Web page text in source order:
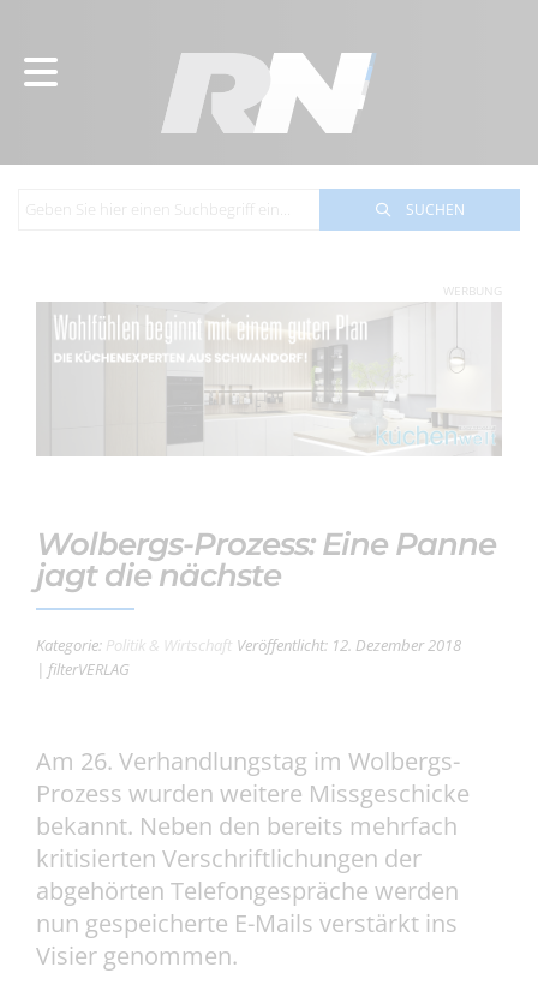
SUCHEN
WERBUNG
Wolbergs-Prozess: Eine Panne
jagt die nächste
Kategorie: Politik & Wirtschaft Veröffentlicht: 12. Dezember 2018
| filterVERLAG
Am 26. Verhandlungstag im Wolbergs-
Prozess wurden weitere Missgeschicke
bekannt. Neben den bereits mehrfach
kritisierten Verschriftlichungen der
abgehörten Telefongespräche werden
nun gespeicherte E-Mails verstärkt ins
Visier genommen.